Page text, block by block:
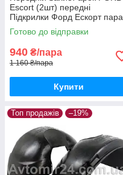
Escort (2шт) передні
Підкрилки Форд Ескорт пара
передніх
Готово до відправки
940 ₴/пара
1 160 ₴/пара
Купити
Топ продажів –19%